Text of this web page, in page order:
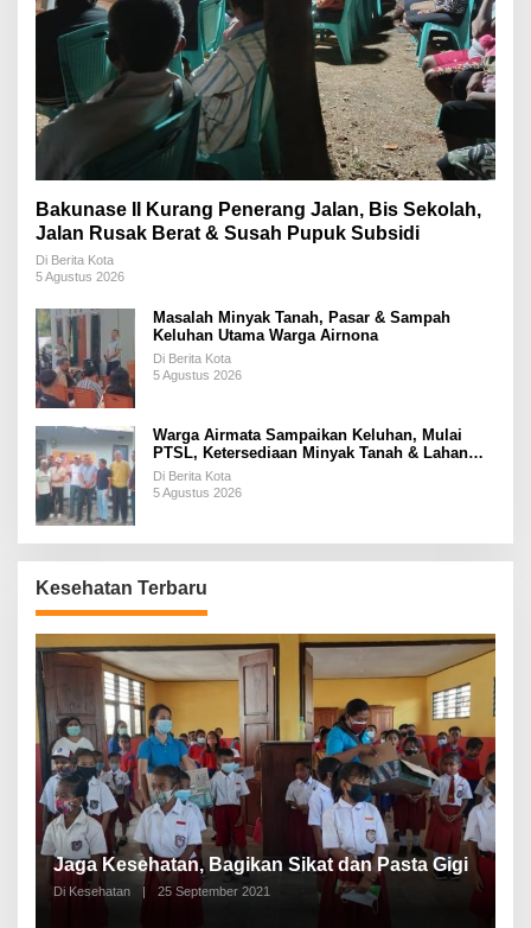
Bakunase II Kurang Penerang Jalan, Bis Sekolah,
Jalan Rusak Berat & Susah Pupuk Subsidi
Di Berita Kota
5 Agustus 2026
Masalah Minyak Tanah, Pasar & Sampah
Keluhan Utama Warga Airnona
Di Berita Kota
5 Agustus 2026
Warga Airmata Sampaikan Keluhan, Mulai
PTSL, Ketersediaan Minyak Tanah & Lahan
Pemakaman
Di Berita Kota
5 Agustus 2026
Kesehatan Terbaru
Jaga Kesehatan, Bagikan Sikat dan Pasta Gigi
Di Kesehatan | 25 September 2021